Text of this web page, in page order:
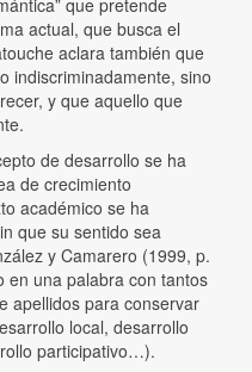
actual, que busca el
aclara también que
indiscriminadamente, sino
y que aquello que
de desarrollo se ha
de crecimiento
académico se ha
que su sentido sea
y Camarero (1999, p.
en una palabra con tantos
apellidos para conservar
local, desarrollo
participativo…).